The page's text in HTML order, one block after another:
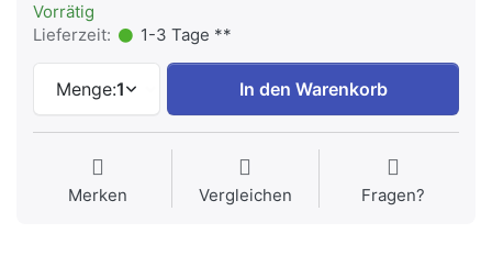
Vorrätig
Lieferzeit:
1-3 Tage **
Menge:1 In den Warenkorb
Merken Vergleichen Fragen?